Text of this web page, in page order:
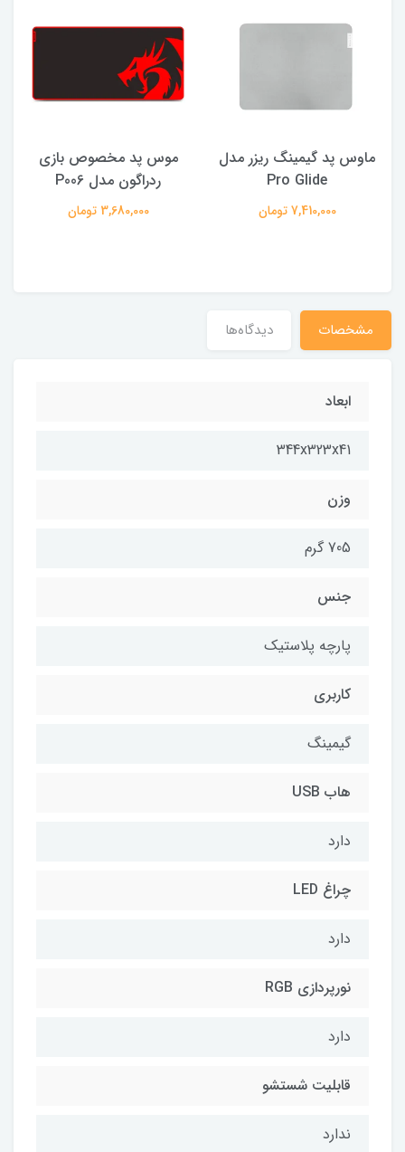
ماوس پد گیمینگ ریزر مدل
Pro Glide
7,410,000 تومان
موس پد مخصوص بازى
ردراگون مدل P006
3,680,000 تومان
مشخصات دیدگاه‌ها
ابعاد
344x323x41
وزن
705 گرم
جنس
پارچه پلاستیک
کاربری
گیمینگ
هاب USB
دارد
چراغ LED
دارد
نورپردازی RGB
دارد
قابلیت شستشو
ندارد